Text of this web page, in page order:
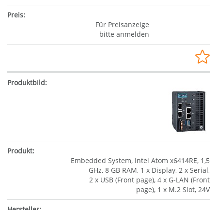
Für Preisanzeige
bitte anmelden
Embedded System, Intel Atom x6414RE, 1,5
GHz, 8 GB RAM, 1 x Display, 2 x Serial,
2 x USB (Front page), 4 x G-LAN (Front
page), 1 x M.2 Slot, 24V